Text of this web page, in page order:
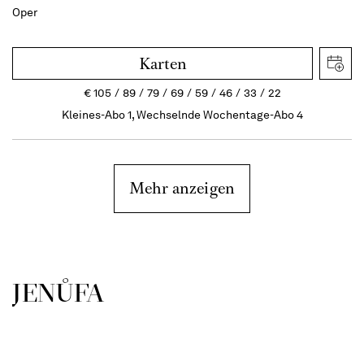
Oper
Karten
€105 89 79 69 59 46 33
22
Kleines-Abo 1, Wechselnde Wochentage-Abo 4
Mehr anzeigen
JENŮFA